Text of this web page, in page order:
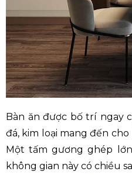
Bàn ăn được bố trí ngay
đá, kim loại mang đến
Một tấm gương ghép
không gian này có chiều